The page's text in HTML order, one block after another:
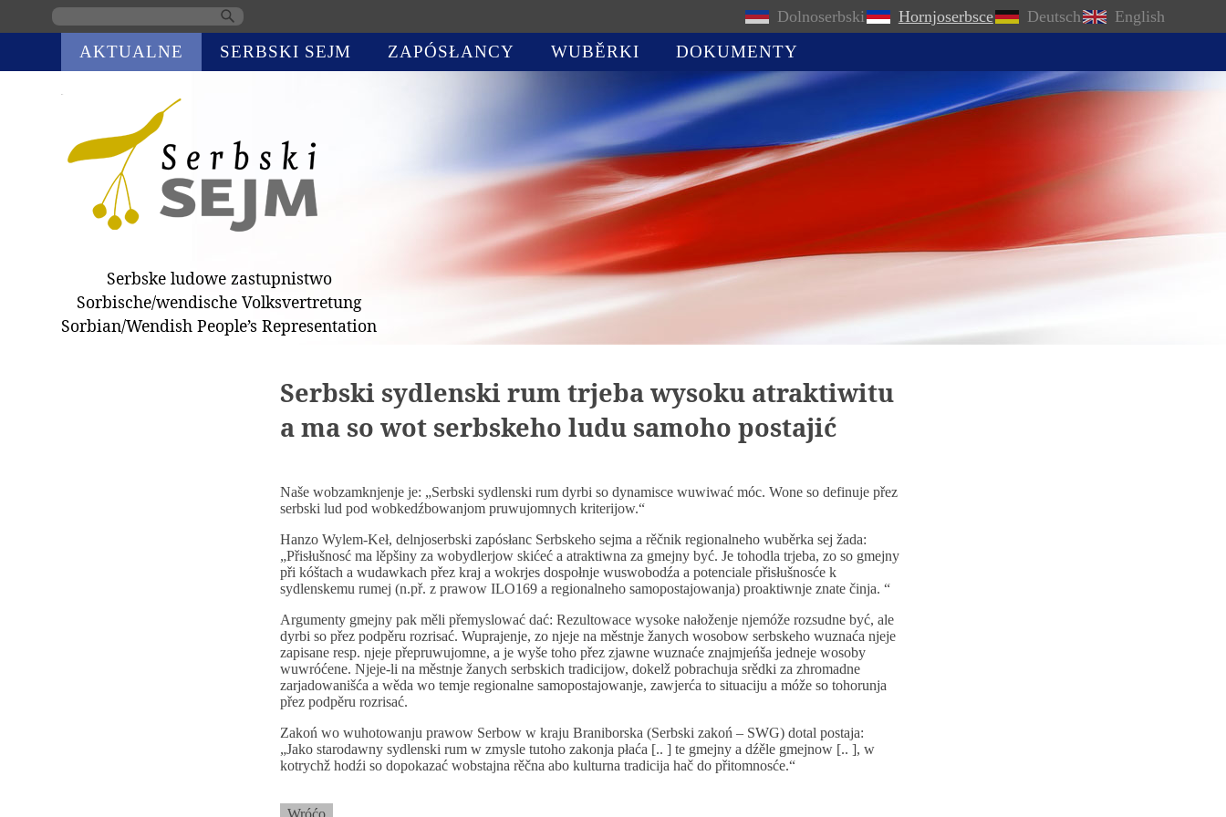
Dolnoserbski Hornjoserbsce Deutsch English
navigation
AKTUALNE SERBSKI SEJM ZAPÓSŁANCY WUBĚRKI DOKUMENTY
Serbske ludowe zastupnistwo
Sorbische/wendische Volksvertretung
Sorbian/Wendish People’s Representation
Serbski sydlenski rum trjeba wysoku atraktiwitu
a ma so wot serbskeho ludu samoho postajić
Naše wobzamknjenje je: „Serbski sydlenski rum dyrbi so dynamisce wuwiwać móc. Wone so definuje přez
serbski lud pod wobkedźbowanjom pruwujomnych kriterijow.“
Hanzo Wylem-Keł, delnjoserbski zapósłanc Serbskeho sejma a rěčnik regionalneho wuběrka sej žada:
„Přisłušnosć ma lěpšiny za wobydlerjow skićeć a atraktiwna za gmejny być. Je tohodla trjeba, zo so gmejny
při kóštach a wudawkach přez kraj a wokrjes dospołnje wuswobodźa a potenciale přisłušnosće k
sydlenskemu rumej (n.př. z prawow ILO169 a regionalneho samopostajowanja) proaktiwnje znate činja. “
Argumenty gmejny pak měli přemyslować dać: Rezultowace wysoke nałoženje njemóže rozsudne być, ale
dyrbi so přez podpěru rozrisać. Wuprajenje, zo njeje na městnje žanych wosobow serbskeho wuznaća njeje
zapisane resp. njeje přepruwujomne, a je wyše toho přez zjawne wuznaće znajmjeńša jedneje wosoby
wuwróćene. Njeje-li na městnje žanych serbskich tradicijow, dokelž pobrachuja srědki za zhromadne
zarjadowanišća a wěda wo temje regionalne samopostajowanje, zawjerća to situaciju a móže so tohorunja
přez podpěru rozrisać.
Zakoń wo wuhotowanju prawow Serbow w kraju Braniborska (Serbski zakoń – SWG) dotal postaja:
„Jako starodawny sydlenski rum w zmysle tutoho zakonja płaća [.. ] te gmejny a dźěle gmejnow [.. ], w
kotrychž hodźi so dopokazać wobstajna rěčna abo kulturna tradicija hač do přitomnosće.“
Wróćo